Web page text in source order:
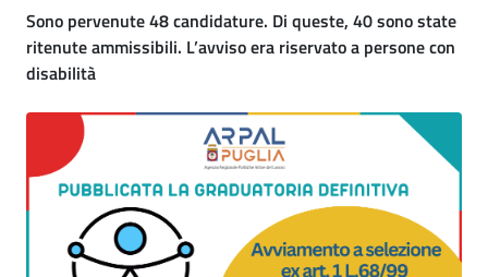
Sono pervenute 48 candidature. Di queste, 40 sono state
ritenute ammissibili. L’avviso era riservato a persone con
disabilità